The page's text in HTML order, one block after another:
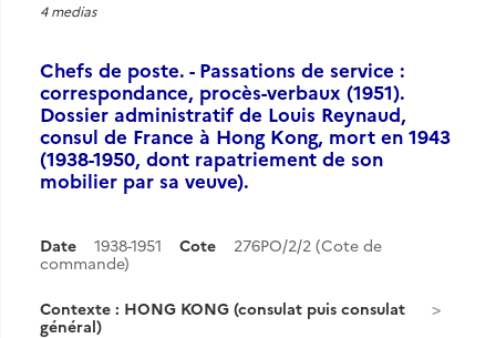
4 medias
Chefs de poste. - Passations de service :
correspondance, procès-verbaux (1951).
Dossier administratif de Louis Reynaud,
consul de France à Hong Kong, mort en 1943
(1938-1950, dont rapatriement de son
mobilier par sa veuve).
Date 1938-1951 Cote
276PO/2/2 (Cote de
commande)
Contexte : HONG KONG (consulat puis consulat
général)